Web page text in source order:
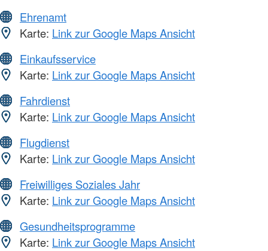
Ehrenamt
Karte: Link zur Google Maps Ansicht
Einkaufsservice
Karte: Link zur Google Maps Ansicht
Fahrdienst
Karte: Link zur Google Maps Ansicht
Flugdienst
Karte: Link zur Google Maps Ansicht
Freiwilliges Soziales Jahr
Karte: Link zur Google Maps Ansicht
Gesundheitsprogramme
Karte: Link zur Google Maps Ansicht